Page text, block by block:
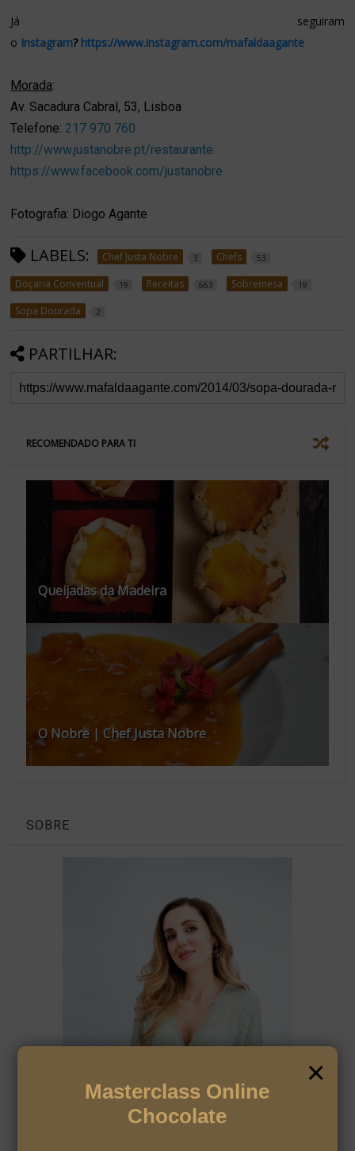
Já seguiram
o Instagram? https://www.instagram.com/mafaldaagante
Morada:
Av. Sacadura Cabral, 53, Lisboa
Telefone: 217 970 760
http://www.justanobre.pt/restaurante
https://www.facebook.com/justanobre
Fotografia: Diogo Agante
LABELS: Chef Justa Nobre 3 Chefs 53
Doçaria Conventual 19 Receitas 663 Sobremesa 19
Sopa Dourada 2
PARTILHAR:
RECOMENDADO PARA TI
Queijadas da Madeira
O Nobre | Chef Justa Nobre
SOBRE
×
Masterclass Online
Chocolate